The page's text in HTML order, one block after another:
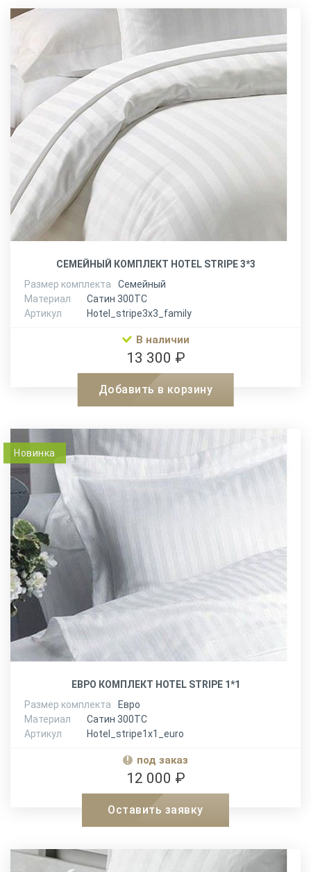
СЕМЕЙНЫЙ КОМПЛЕКТ HOTEL STRIPE 3*3
Размер комплекта
Семейный
Материал
Сатин 300ТС
Артикул
Hotel_stripe3x3_family
В наличии
13 300 ₽
Добавить в корзину
Новинка
ЕВРО КОМПЛЕКТ HOTEL STRIPE 1*1
Размер комплекта
Евро
Материал
Сатин 300ТС
Артикул
Hotel_stripe1x1_euro
под заказ
12 000 ₽
Оставить заявку